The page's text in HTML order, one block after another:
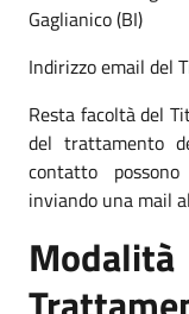
Gaglianico (BI)
Indirizzo email del
Resta facoltà del
del trattamento
contatto
inviando una mail